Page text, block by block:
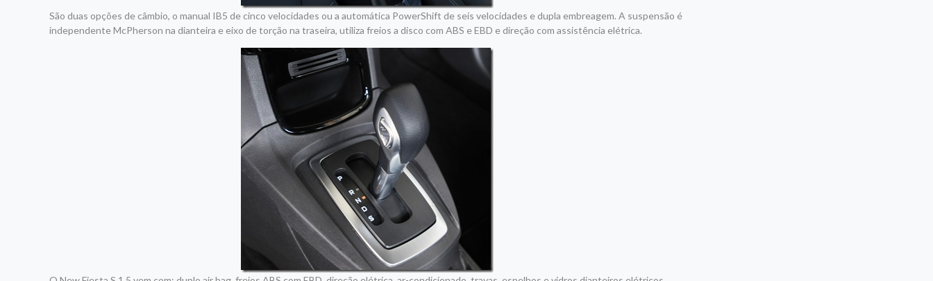
São duas opções de câmbio, o manual IB5 de cinco velocidades ou a automática PowerShift de seis velocidades e dupla embreagem. A suspensão é
independente McPherson na dianteira e eixo de torção na traseira, utiliza freios a disco com ABS e EBD e direção com assistência elétrica.